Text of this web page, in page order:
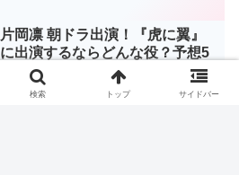
片岡凛 朝ドラ出演！『虎に翼』
に出演するならどんな役？予想5
選！！
検索 トップ サイドバー